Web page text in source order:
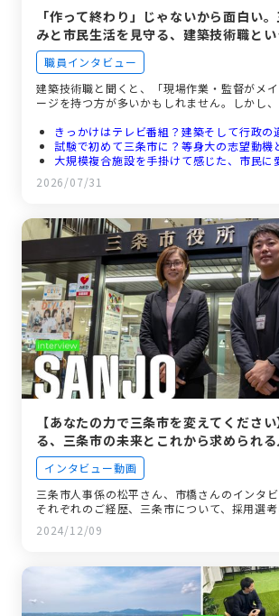
「作って終わり」じゃないから面白い
みと市民生活を見守る、建築技術職と
職員インタビュー
建築技術職と聞くと、「現場作業・監督がメ
ージを持つ方が多いかもしれません。しかし
きっかけはテレビ番組？建築そして行政の
試験で初めて三条市に？等身大の志望動機
大規模複合施設を手掛けて感じた、市民に
当の価値
デスクワークが8割？ビジネスカジュアル
まるで家族のような温かさ。手厚いサポー
間へのメッセージ
2026/07/31
【あなたの力で三条市を変えてくださ
る、三条市の未来とこれから求められ
インタビュー動画
三条市人事係の松平さん、市橋さんのインタビ
それぞれのご経歴、三条市について、採用選
2024/12/09